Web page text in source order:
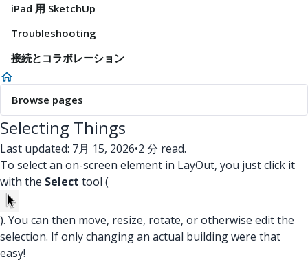
iPad 用 SketchUp
Troubleshooting
接続とコラボレーション
Browse pages
Selecting Things
Last updated: 7月 15, 2026•2 分 read.
To select an on-screen element in LayOut, you just click it
with the Select tool (
). You can then move, resize, rotate, or otherwise edit the
selection. If only changing an actual building were that
easy!